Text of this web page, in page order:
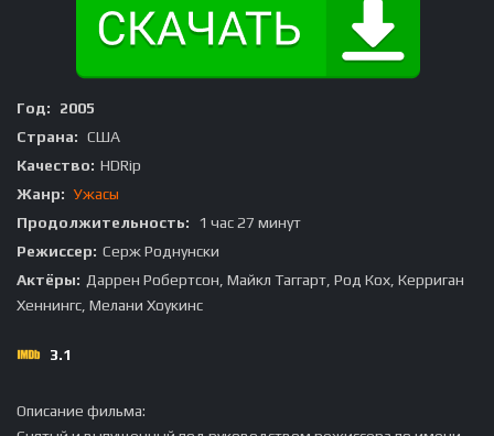
Год:
2005
Страна: США
Качество: HDRip
Жанр: Ужасы
Продолжительность:
1 час 27 минут
Режиссер: Серж Роднунски
Актёры: Даррен Робертсон, Майкл Таггарт, Род Кох, Керриган
Хеннингс, Мелани Хоукинс
3.1
Описание фильма: